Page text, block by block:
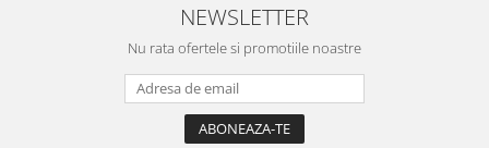
NEWSLETTER
Nu rata ofertele si promotiile noastre